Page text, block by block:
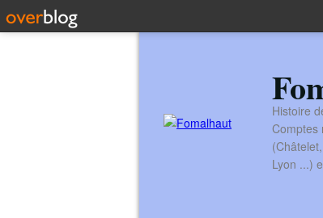
Histoire
Comptes
Lyon ...)